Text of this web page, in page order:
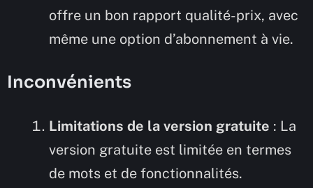
offre un bon rapport qualité-prix, avec
même une option d’abonnement à vie.
Inconvénients
Limitations de la version gratuite : La
version gratuite est limitée en termes
de mots et de fonctionnalités.